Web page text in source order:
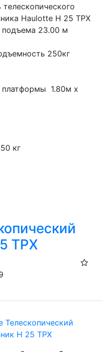
Haulotte H 25 TPX
подъема 23.00 м
250кг
платформы  1.80м x
кг
TPX​
Телескопический
H 25 TPX​